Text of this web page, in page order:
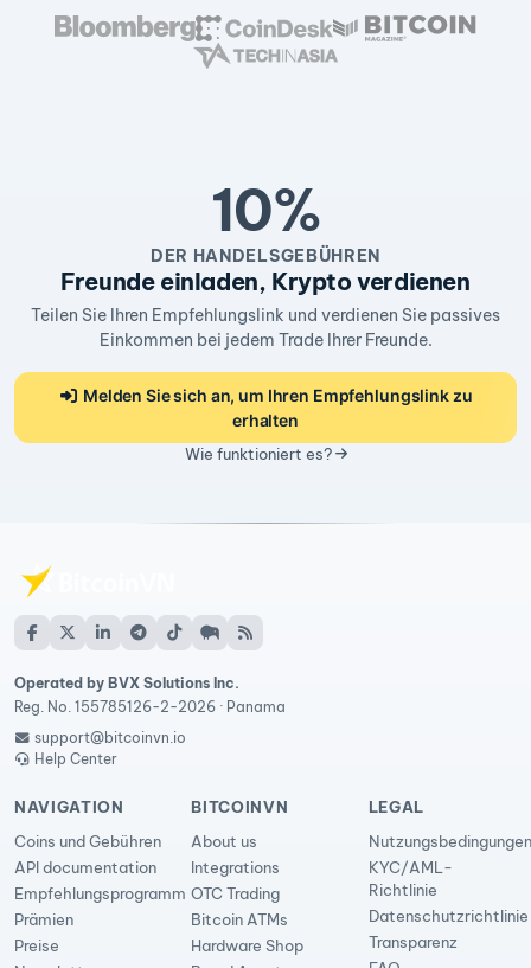
10%
DER HANDELSGEBÜHREN
Freunde einladen, Krypto verdienen
Teilen Sie Ihren Empfehlungslink und verdienen Sie passives
Einkommen bei jedem Trade Ihrer Freunde.
Melden Sie sich an, um Ihren Empfehlungslink zu
erhalten
Wie funktioniert es?
Operated by BVX Solutions Inc.
Reg. No. 155785126-2-2026 · Panama
support@bitcoinvn.io
Help Center
NAVIGATION
Coins und Gebühren
API documentation
Empfehlungsprogramm
Prämien
Preise
BITCOINVN
About us
Integrations
OTC Trading
Bitcoin ATMs
Hardware Shop
LEGAL
Nutzungsbedingungen
KYC/AML-
Richtlinie
Datenschutzrichtlinie
Transparenz